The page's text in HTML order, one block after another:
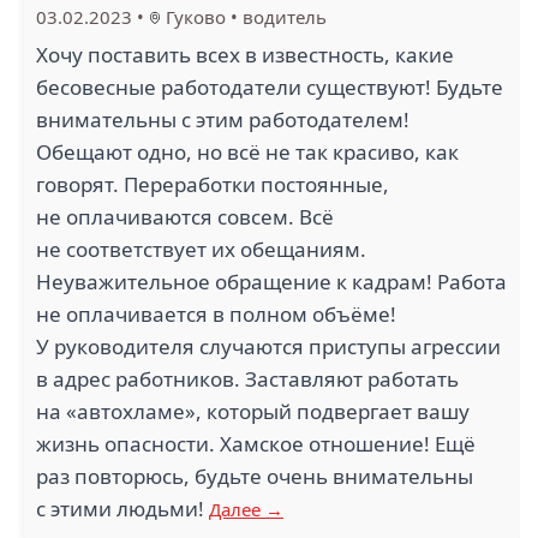
HEIM PROJECT (1)
2
ШАНС (1)
03.02.2023 • Гуково • водитель
Хочу поставить всех в известность, какие
бесовесные работодатели существуют! Будьте
внимательны с этим работодателем!
Обещают одно, но всё не так красиво, как
говорят. Переработки постоянные,
не оплачиваются совсем. Всё
не соответствует их обещаниям.
Неуважительное обращение к кадрам! Работа
не оплачивается в полном объёме!
У руководителя случаются приступы агрессии
в адрес работников. Заставляют работать
на «автохламе», который подвергает вашу
жизнь опасности. Хамское отношение! Ещё
раз повторюсь, будьте очень внимательны
с этими людьми! Далее →